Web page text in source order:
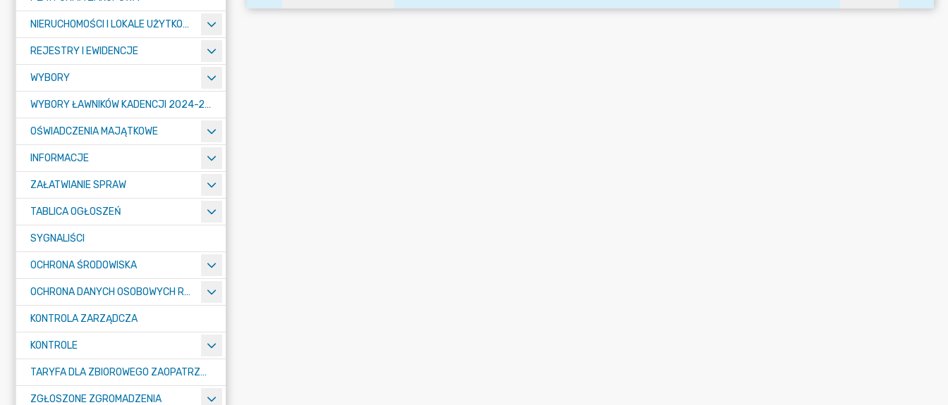
NIERUCHOMOŚCI I LOKALE UŻYTKOWE
REJESTRY I EWIDENCJE
WYBORY
WYBORY ŁAWNIKÓW KADENCJI 2024-2027
OŚWIADCZENIA MAJĄTKOWE
INFORMACJE
ZAŁATWIANIE SPRAW
TABLICA OGŁOSZEŃ
SYGNALIŚCI
OCHRONA ŚRODOWISKA
OCHRONA DANYCH OSOBOWYCH RODO
KONTROLA ZARZĄDCZA
KONTROLE
TARYFA DLA ZBIOROWEGO ZAOPATRZENIA W WODĘ I ZBIOROWEGO ODPROWADZANIA ŚCIEKÓW
ZGŁOSZONE ZGROMADZENIA